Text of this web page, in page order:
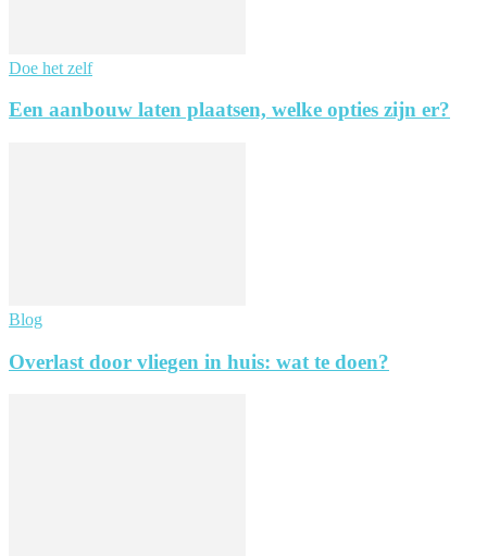
Doe het zelf
Een aanbouw laten plaatsen, welke opties zijn er?
Blog
Overlast door vliegen in huis: wat te doen?